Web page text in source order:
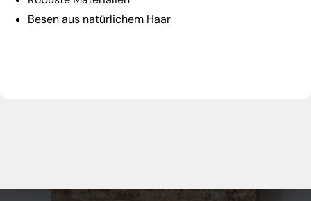
Besen aus natürlichem Haar